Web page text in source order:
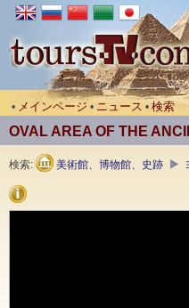
• メインページ • ニュース • 検索
OVAL AREA OF ​​THE
検索: 美術館、博物館、史跡